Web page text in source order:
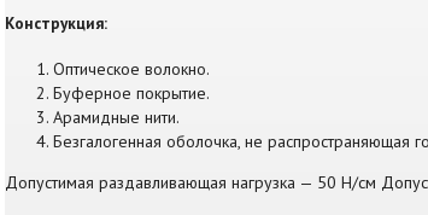
Конструкция:
Оптическое волокно.
Буферное покрытие.
Арамидные нити.
Безгалогенная оболочка, не распространяющая
Допустимая раздавливающая нагрузка — 50 Н/см